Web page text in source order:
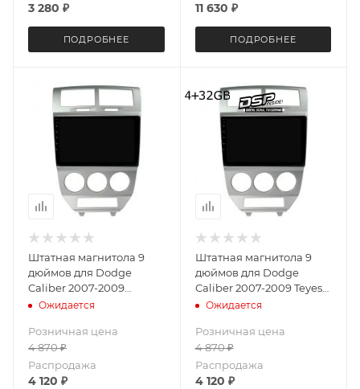
3 280 ₽
ПОДРОБНЕЕ
11 630 ₽
ПОДРОБНЕЕ
Штатная магнитола 9
дюймов для Dodge
Caliber 2007-2009
MEKEDE M7 PLUS 5997-
12+256 Gb
Ожидается
Розничная цена
4 870₽
Распродажа
4 120 ₽
Штатная магнитола 9
дюймов для Dodge
Caliber 2007-2009 Teyes
CC3L 5997-6059 4+32G
Ожидается
Розничная цена
4 870₽
Распродажа
4 120 ₽